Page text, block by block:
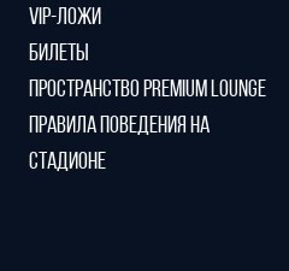
VIP-ЛОЖИ
БИЛЕТЫ
ПРОСТРАНСТВО PREMIUM LOUNGE
ПРАВИЛА ПОВЕДЕНИЯ НА
СТАДИОНЕ